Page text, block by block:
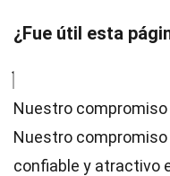
¿Fue útil esta
Nuestro
Nuestro
confiable y atractivo